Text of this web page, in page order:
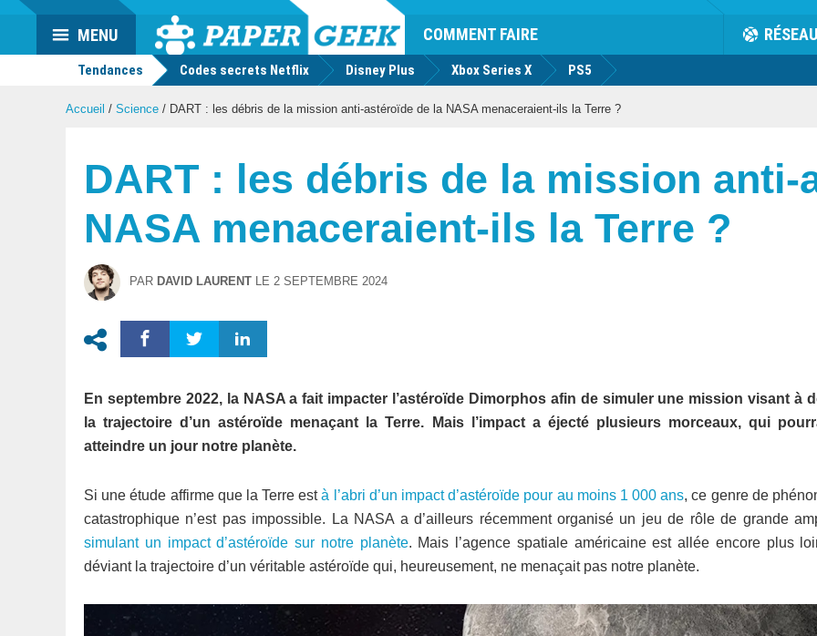
Actu
geek
COMMENT FAIRE RÉSEAU
MENU
Tendances Codes secrets Netflix Disney Plus Xbox Series X PS5
Accueil / Science / DART : les débris de la mission anti-astéroïde de la NASA menaceraient-ils la Terre ?
DART : les débris de la mission anti-
NASA menaceraient-ils la Terre ?
PAR DAVID LAURENT LE 2 SEPTEMBRE 2024
En septembre 2022, la NASA a fait impacter l’astéroïde Dimorphos afin de simuler une mission visant à
la trajectoire d’un astéroïde menaçant la Terre. Mais l’impact a éjecté plusieurs morceaux, qui
atteindre un jour notre planète.
Si une étude affirme que la Terre està l’abri d’un impact d’astéroïde pour au moins 1 000 ans, ce genre de
catastrophique n’est pas impossible. La NASA a d’ailleurs récemment organisé un jeu de rôle de grande
simulant un impact d’astéroïde sur notre planète. Mais l’agence spatiale américaine est allée encore plus
déviant la trajectoire d’un véritable astéroïde qui, heureusement, ne menaçait pas notre planète.